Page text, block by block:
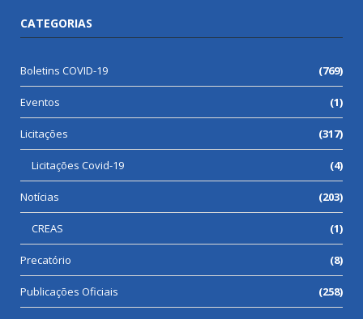
CATEGORIAS
Boletins COVID-19 (769)
Eventos (1)
Licitações (317)
Licitações Covid-19 (4)
Notícias (203)
CREAS (1)
Precatório (8)
Publicações Oficiais (258)